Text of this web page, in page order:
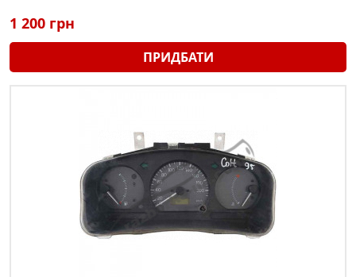
1 200 грн
ПРИДБАТИ